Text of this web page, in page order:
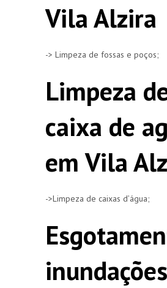
Vila Alzira
-> Limpeza de fossas e poços;
Limpeza
caixa de
em Vila
->Limpeza de caixas d’água;